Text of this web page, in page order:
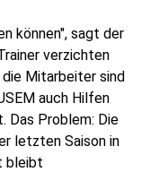
können", sagt der
verzichten
die Mitarbeiter sind
auch Hilfen
Das Problem: Die
letzten Saison in
bleibt